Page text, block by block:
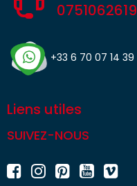
0751062619
+33 6 70 07 14 39
Liens utiles
SUIVEZ-NOUS